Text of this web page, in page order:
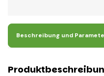
Beschreibung und